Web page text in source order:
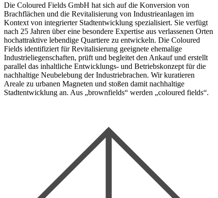
Die Coloured Fields GmbH hat sich auf die Konversion von
Brachflächen und die Revitalisierung von Industrieanlagen im
Kontext von integrierter Stadtentwicklung spezialisiert. Sie verfügt
nach 25 Jahren über eine besondere Expertise aus verlassenen Orten
hochattraktive lebendige Quartiere zu entwickeln. Die Coloured
Fields identifiziert für Revitalisierung geeignete ehemalige
Industrieliegenschaften, prüft und begleitet den Ankauf und erstellt
parallel das inhaltliche Entwicklungs- und Betriebskonzept für die
nachhaltige Neubelebung der Industriebrachen. Wir kuratieren
Areale zu urbanen Magneten und stoßen damit nachhaltige
Stadtentwicklung an. Aus „brownfields“ werden „coloured fields“.